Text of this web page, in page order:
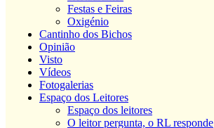
Festas e Feiras
Oxigénio
Cantinho dos Bichos
Opinião
Visto
Vídeos
Fotogalerias
Espaço dos Leitores
Espaço dos leitores
O leitor pergunta, o RL responde